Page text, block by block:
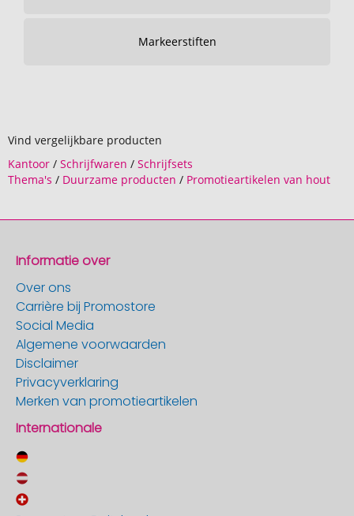
Markeerstiften
Vind vergelijkbare producten
Kantoor / Schrijfwaren / Schrijfsets
Thema's / Duurzame producten / Promotieartikelen van hout
Informatie over
Over ons
Carrière bij Promostore
Social Media
Algemene voorwaarden
Disclaimer
Privacyverklaring
Merken van promotieartikelen
Internationale